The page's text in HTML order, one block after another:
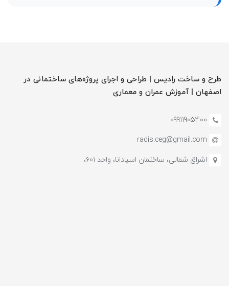
طرح و ساخت رادیس | طراحی و اجرای پروژه‌های ساختمانی در
اصفهان | آموزش‌ عمران و معماری
09911905400
radis.ceg@gmail.com
اشراق شمالی، ساختمان اسپادانا، واحد ۶۰۱،